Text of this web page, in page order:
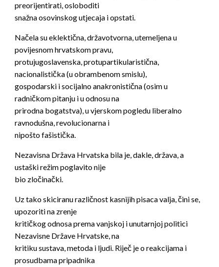
preorijentirati, osloboditi
snažna osovinskog utjecaja i opstati.
Načela su eklektična, državotvorna, utemeljena u
povijesnom hrvatskom pravu,
protujugoslavenska, protupartikularistična,
nacionalistička (u obrambenom smislu),
gospodarski i socijalno anakronistična (osim u
radničkom pitanju i u odnosu na
prirodna bogatstva), u vjerskom pogledu liberalno
ravnodušna, revolucionarna i
nipošto fašistička.
Nezavisna Država Hrvatska bila je, dakle, država, a
ustaški režim poglavito nije
bio zločinački.
Uz tako skiciranu različnost kasnijih pisaca valja, čini se,
upozoriti na zrenje
kritičkog odnosa prema vanjskoj i unutarnjoj politici
Nezavisne Države Hrvatske, na
kritiku sustava, metoda i ljudi. Riječ je o reakcijama i
prosudbama pripadnika